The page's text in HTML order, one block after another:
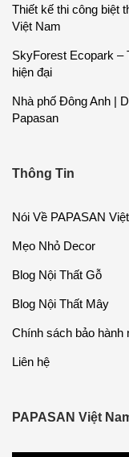
Thiết kế thi công biệt
Việt Nam
SkyForest Ecopark –
hiện đại
Nhà phố Đông Anh |
Papasan
Thông Tin
Nói Về PAPASAN
Mẹo Nhỏ Decor
Blog Nội Thất Gỗ
Blog Nội Thất Mây
Chính sách bảo hành
Liên hệ
PAPASAN Việt